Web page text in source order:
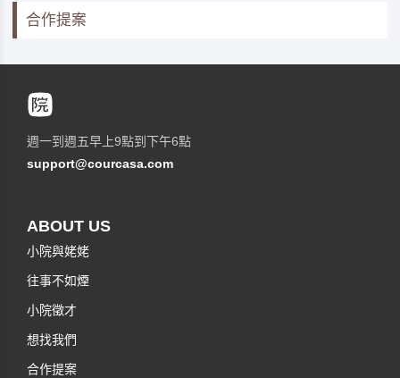
合作提案
週一到週五早上9點到下午6點
support@courcasa.com
ABOUT US
小院與姥姥
往事不如煙
小院徵才
想找我們
合作提案